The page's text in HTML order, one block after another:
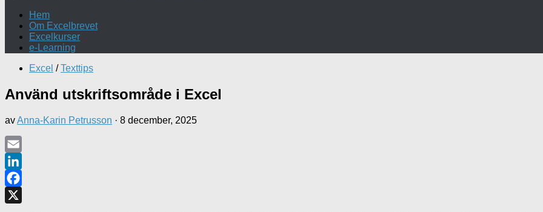
Hem
Om Excelbrevet
Excelkurser
e-Learning
Excel / Texttips
Använd utskriftsområde i Excel
avAnna-Karin Petrusson · 8 december, 2025
Email
LinkedIn
Facebook